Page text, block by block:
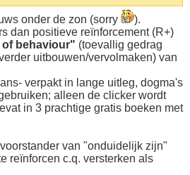
onder de zon (sorry
).
dan positieve reïnforcement (R+)
behaviour" (toevallig gedrag
uitbouwen/vervolmaken) van
verpakt in lange uitleg, dogma's
alleen de clicker wordt
in 3 prachtige gratis boeken met
van "onduidelijk zijn"
reïnforcen c.q. versterken als